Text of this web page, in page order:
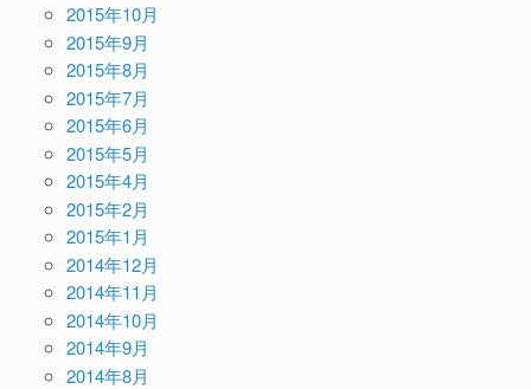
2015年10月
2015年9月
2015年8月
2015年7月
2015年6月
2015年5月
2015年4月
2015年2月
2015年1月
2014年12月
2014年11月
2014年10月
2014年9月
2014年8月